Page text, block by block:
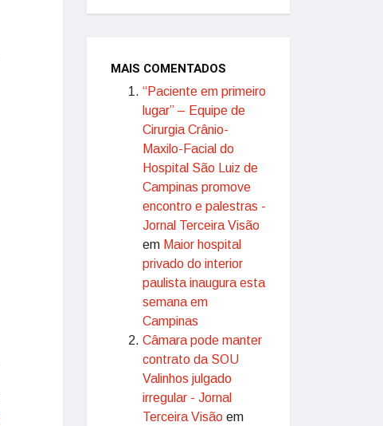
MAIS COMENTADOS
“Paciente em primeiro
lugar” – Equipe de
Cirurgia Crânio-
Maxilo-Facial do
Hospital São Luiz de
Campinas promove
encontro e palestras -
Jornal Terceira Visão
em Maior hospital
privado do interior
paulista inaugura esta
semana em
Campinas
Câmara pode manter
contrato da SOU
Valinhos julgado
irregular - Jornal
Terceira Visão em